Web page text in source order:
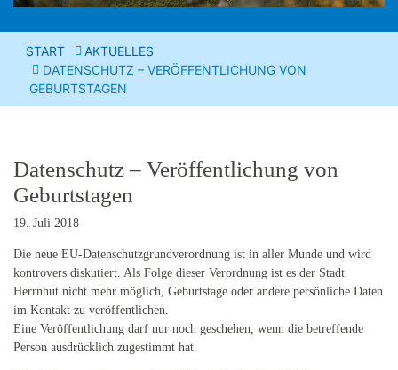
START
AKTUELLES
DATENSCHUTZ – VERÖFFENTLICHUNG VON
GEBURTSTAGEN
Datenschutz – Veröffentlichung von
Geburtstagen
19. Juli 2018
Die neue EU-Datenschutzgrundverordnung ist in aller Munde und wird
kontrovers diskutiert. Als Folge dieser Verordnung ist es der Stadt
Herrnhut nicht mehr möglich, Geburtstage oder andere persönliche Daten
im Kontakt zu veröffentlichen.
Eine Veröffentlichung darf nur noch geschehen, wenn die betreffende
Person ausdrücklich zugestimmt hat.